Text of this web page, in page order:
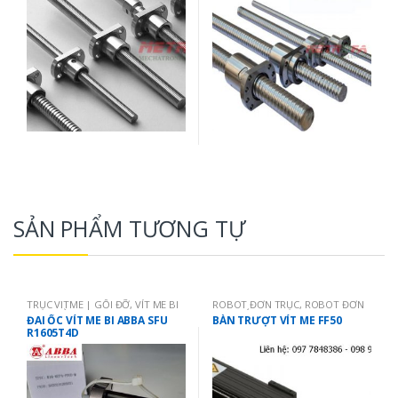
SẢN PHẨM TƯƠNG TỰ
TRỤC VITME | GỐI ĐỠ,VÍT ME BI
ABBA ĐÀI LOAN
ĐAI ỐC VÍT ME BI ABBA SFU
R1605T4D
ROBOT ĐƠN TRỤC, ROBOT ĐƠN
TRỤC VÍT ME
BÀN TRƯỢT VÍT ME FF50